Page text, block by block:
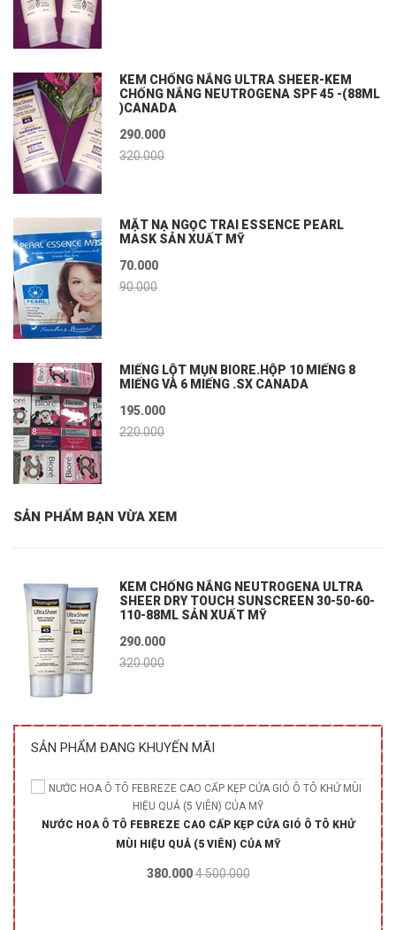
KEM CHỐNG NẮNG ULTRA SHEER-KEM
CHỐNG NẮNG NEUTROGENA SPF 45 -(88ML
)CANADA
290.000
320.000
MẶT NẠ NGỌC TRAI ESSENCE PEARL
MASK SẢN XUẤT MỸ
70.000
90.000
MIẾNG LỘT MỤN BIORE.HỘP 10 MIẾNG 8
MIẾNG VÀ 6 MIẾNG .SX CANADA
195.000
220.000
SẢN PHẨM BẠN VỪA XEM
KEM CHỐNG NẮNG NEUTROGENA ULTRA
SHEER DRY TOUCH SUNSCREEN 30-50-60-
110-88ML SẢN XUẤT MỸ
290.000
320.000
SẢN PHẨM ĐANG KHUYẾN MÃI
NƯỚC HOA Ô TÔ FEBREZE CAO CẤP KẸP CỬA GIÓ Ô TÔ KHỬ
MÙI HIỆU QUẢ (5 VIÊN) CỦA MỸ
380.0004.500.000